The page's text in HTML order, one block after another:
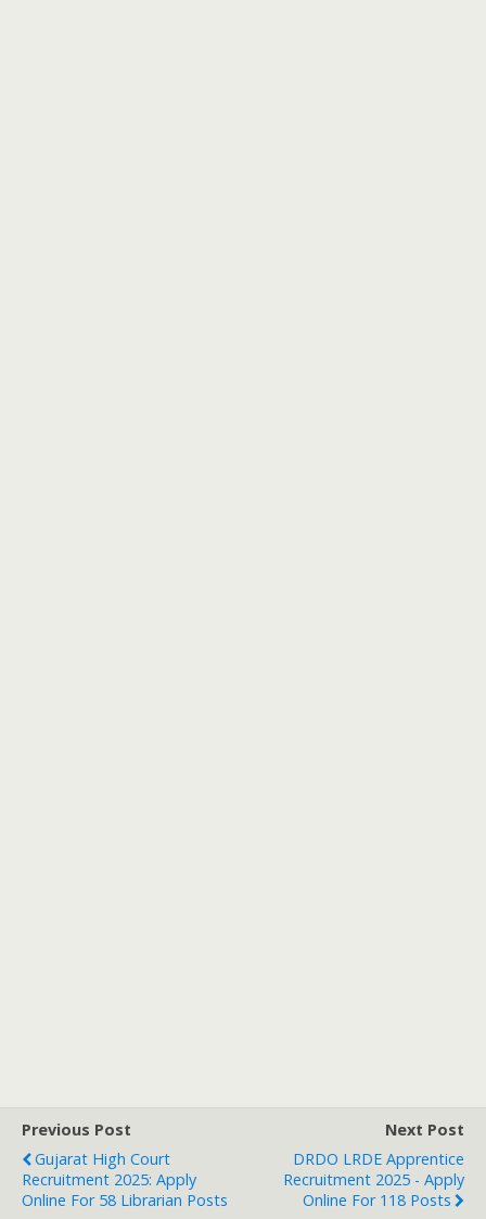
Previous Post
Gujarat High Court
Recruitment 2025: Apply
Online For 58 Librarian Posts
Next Post
DRDO LRDE Apprentice
Recruitment 2025 - Apply
Online For 118 Posts